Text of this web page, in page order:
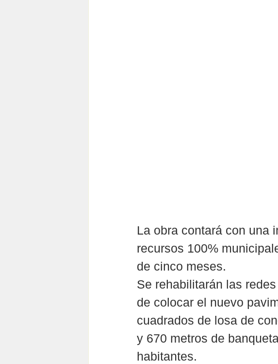
La obra contará con una
recursos 100%
de cinco meses.
Se rehabilitarán las
de colocar el nuevo
cuadrados de losa de
y 670 metros de
habitantes.